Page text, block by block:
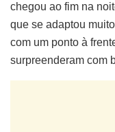
chegou ao fim na
que se adaptou
com um ponto à
surpreenderam com